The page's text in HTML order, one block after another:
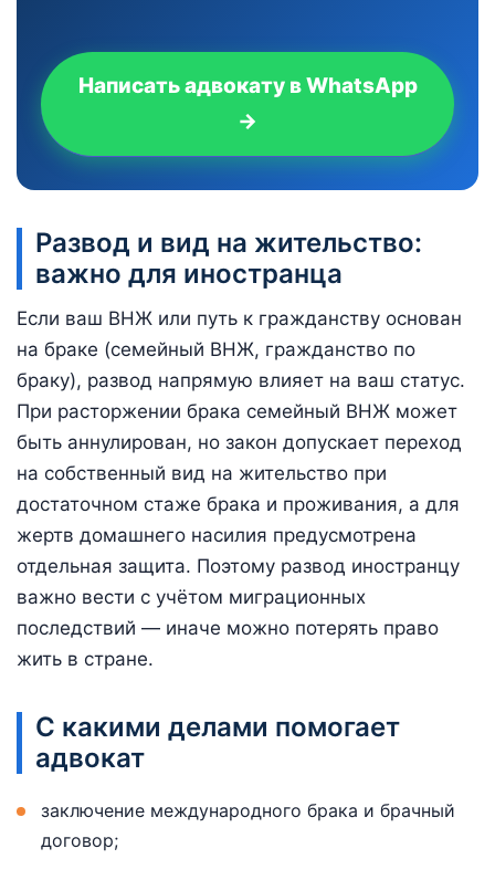
Написать адвокату в WhatsApp
→
Развод и вид на жительство:
важно для иностранца
Если ваш ВНЖ или путь к гражданству основан
на браке (семейный ВНЖ, гражданство по
браку), развод напрямую влияет на ваш статус.
При расторжении брака семейный ВНЖ может
быть аннулирован, но закон допускает переход
на собственный вид на жительство при
достаточном стаже брака и проживания, а для
жертв домашнего насилия предусмотрена
отдельная защита. Поэтому развод иностранцу
важно вести с учётом миграционных
последствий — иначе можно потерять право
жить в стране.
С какими делами помогает
адвокат
заключение международного брака и брачный
договор;